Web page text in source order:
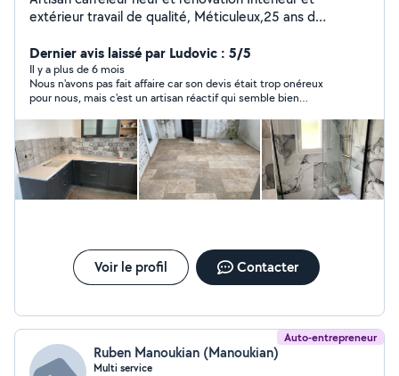
extérieur travail de qualité, Méticuleux,25 ans d
Dernier avis laissé par Ludovic : 5/5
Il y a plus de 6 mois
Nous n'avons pas fait affaire car son devis était trop onéreux
pour nous, mais c'est un artisan réactif qui semble bien
Voir le profil Contacter
Auto-entrepreneur
Ruben Manoukian (Manoukian)
Multi service